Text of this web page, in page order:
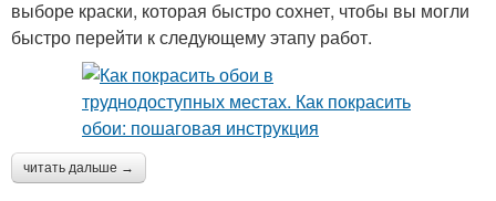
выборе краски, которая быстро сохнет, чтобы вы могли
быстро перейти к следующему этапу работ.
читать дальше →